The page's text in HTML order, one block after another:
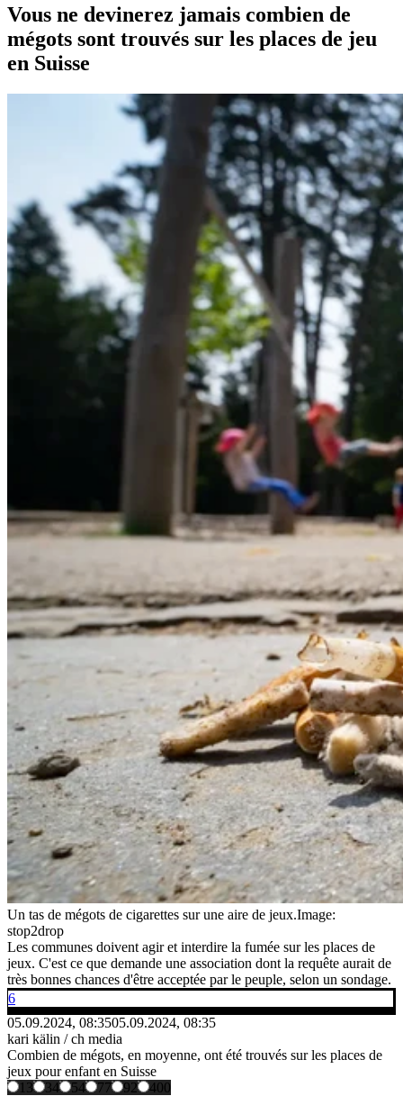
Vous ne devinerez jamais combien de
mégots sont trouvés sur les places de jeu
en Suisse
Un tas de mégots de cigarettes sur une aire de jeux.Image:
stop2drop
Les communes doivent agir et interdire la fumée sur les places de
jeux. C'est ce que demande une association dont la requête aurait de
très bonnes chances d'être acceptée par le peuple, selon un sondage.
6
05.09.2024, 08:3505.09.2024, 08:35
kari kälin / ch media
Combien de mégots, en moyenne, ont été trouvés sur les places de
jeux pour enfant en Suisse
13
34 54 77 92 400